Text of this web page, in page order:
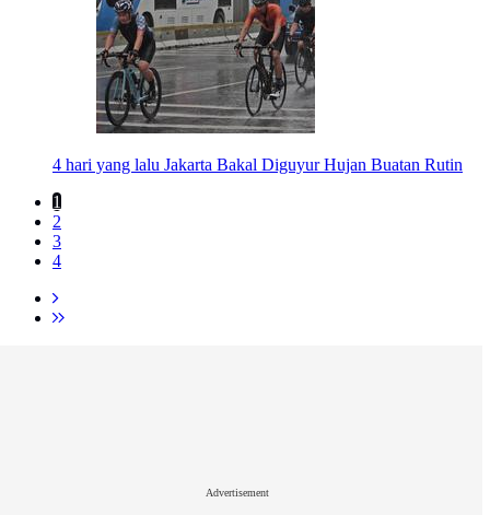
4 hari yang lalu Jakarta Bakal Diguyur Hujan Buatan Rutin
1
2
3
4
Advertisement